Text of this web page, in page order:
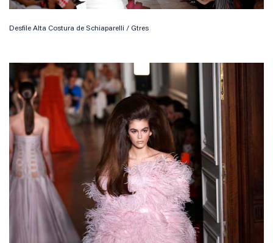
Desfile Alta Costura de Schiaparelli / Gtres